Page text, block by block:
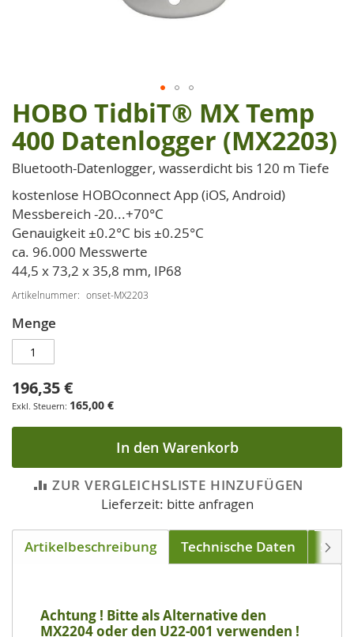
Zum
Anfang
der
Bildgalerie
HOBO TidbiT® MX Temp
400 Datenlogger (MX2203)
Bluetooth-Datenlogger, wasserdicht bis 120 m Tiefe
kostenlose HOBOconnect App (iOS, Android)
Messbereich -20...+70°C
Genauigkeit ±0.2°C bis ±0.25°C
ca. 96.000 Messwerte
44,5 x 73,2 x 35,8 mm, IP68
Artikelnummer onset-MX2203
Menge
196,35 €
165,00 €
In den Warenkorb
ZUR VERGLEICHSLISTE HINZUFÜGEN
Lieferzeit: bitte anfragen
Artikelbeschreibung Technische Daten
Achtung ! Bitte als Alternative den
MX2204 oder den U22-001 verwenden !